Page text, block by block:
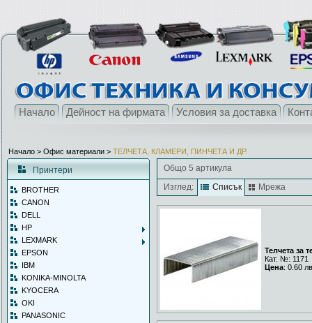
Начало Дейност на фирмата Условия за доставка
Начало > Офис материали > ТЕЛЧЕТА, КЛАМЕРИ, ПИНЧЕТА И ДР.
Принтери
BROTHER
CANON
DELL
HP
LEXMARK
EPSON
IBM
KONIKA-MINOLTA
KYOCERA
OKI
PANASONIC
Общо 5 артикула
Изглед:
Списък Мрежа
Телчета за
Кат. №: 1171
Цена: 0.60